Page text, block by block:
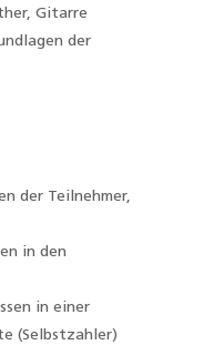
Gitarre
der
Teilnehmer,
in den
in einer
(Selbstzahler)